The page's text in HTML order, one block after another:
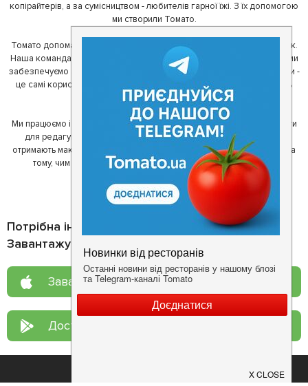
копірайтерів, а за сумісництвом - любителів гарної їжі. З їх допомогою
ми створили Томато.
Томато допомагає своїм користувачам знайти цікаві місця неподалік.
Наша команда регулярно зв'язується з ресторанами - таким чином ми
забезпечуємо актуальність інформації. Друга частина нашої команди -
це самі користувачі, які діляться своїми враженнями і допомагають
один одному у виборі кращих місць.
Ми працюємо і з ресторанами. Для них ми надаємо зручні інструменти
для редагування інформації про себе - в результаті відвідувачі
отримають максимум інформації, а ресторан зможе зосередитися на
тому, чим він любить займатися більше всього - смачній їжі.
Потрібна інформація про заклад?
Завантажуйте додаток!
Завантажте у App Store
Доступно у